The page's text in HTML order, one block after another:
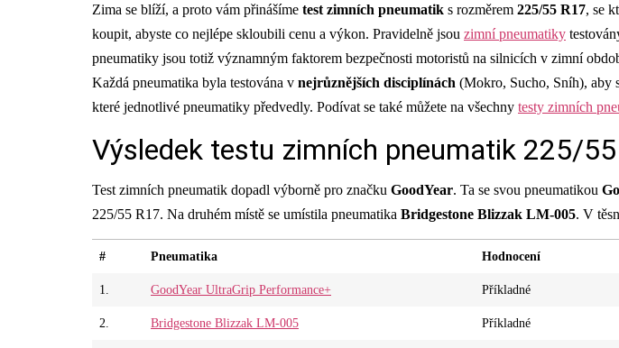
Zima se blíží, a proto vám přinášíme test zimních pneumatik s rozměrem 225/55 R17, se
koupit, abyste co nejlépe skloubili cenu a výkon. Pravidelně jsou zimní pneumatiky
pneumatiky jsou totiž významným faktorem bezpečnosti motoristů na silnicích v zimní
Každá pneumatika byla testována v nejrůznějších disciplínách (Mokro, Sucho, Sníh), aby
které jednotlivé pneumatiky předvedly. Podívat se také můžete na všechny testy zimních
Výsledek testu zimních pneumatik 225/
Test zimních pneumatik dopadl výborně pro značku GoodYear. Ta se svou pneumatikou
225/55 R17. Na druhém místě se umístila pneumatika Bridgestone Blizzak LM-005. V
# Pneumatika Hodnocení
1. GoodYear UltraGrip Performance+ Příkladné
2. Bridgestone Blizzak LM-005 Příkladné